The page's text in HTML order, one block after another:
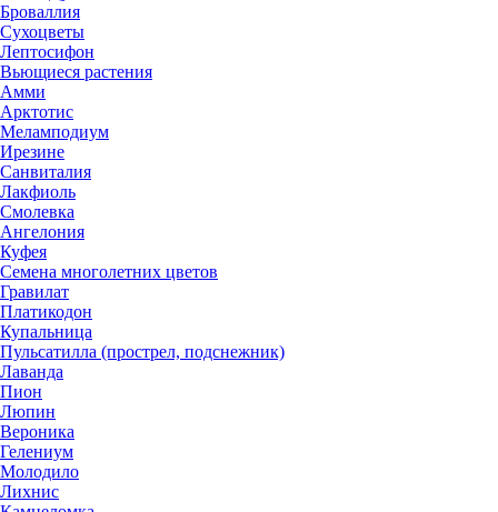
Броваллия
Сухоцветы
Лептосифон
Вьющиеся растения
Амми
Арктотис
Меламподиум
Ирезине
Санвиталия
Лакфиоль
Смолевка
Ангелония
Куфея
Семена многолетних цветов
Гравилат
Платикодон
Купальница
Пульсатилла (прострел, подснежник)
Лаванда
Пион
Люпин
Вероника
Гелениум
Молодило
Лихнис